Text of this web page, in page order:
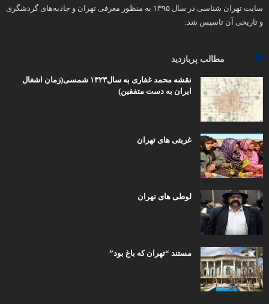
سایت تهران شناسی در سال ۱۳۹۵ به منظور معرفی تهران و جاذبه‌های گردشگری
و تاریخی آن تاسیس شد.
مطالب پربازدید
نقشه محمد غفاری به سال۱۳۲۳ شمسی(زمان اشغال
ایران به دست متفقین)
غربتی های تهران
لوطی های تهران
مستند “تهران که باغ بود”